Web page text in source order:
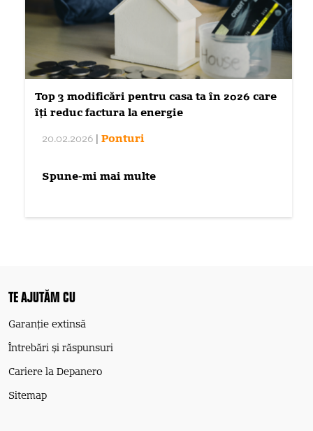
Top 3 modificări pentru casa ta în 2026 care
îți reduc factura la energie
20.02.2026 Ponturi
Spune-mi mai multe
TE AJUTĂM CU
Garanție extinsă
Întrebări și răspunsuri
Cariere la Depanero
Sitemap